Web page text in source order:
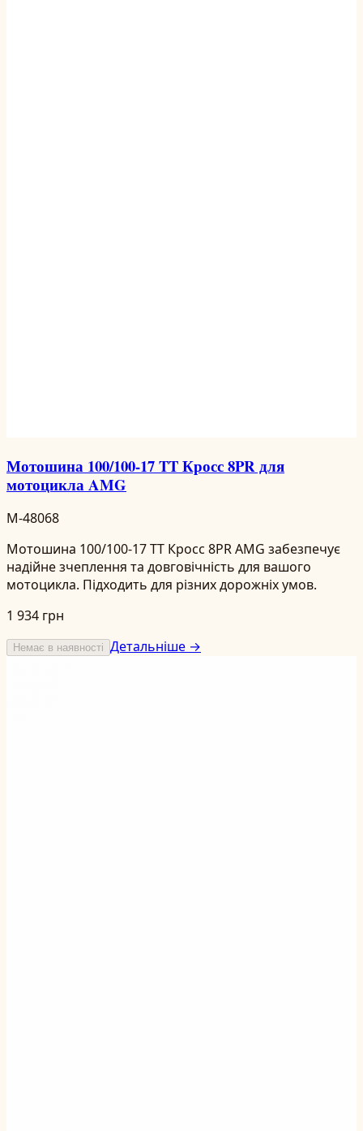
Мотошина 100/100-17 TT Кросс 8PR для
мотоцикла AMG
M-48068
Мотошина 100/100-17 TT Кросс 8PR AMG забезпечує
надійне зчеплення та довговічність для вашого
мотоцикла. Підходить для різних дорожніх умов.
1 934 грн
Немає в наявності Детальніше →